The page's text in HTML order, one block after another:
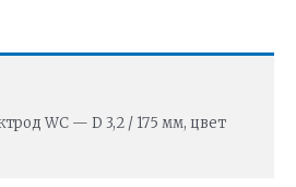
WС — D 3,2 / 175 мм, цвет